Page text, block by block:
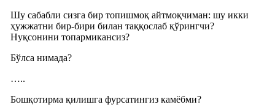
Шу сабабли сизга бир топишмоқ айтмоқчиман: шу икки
ҳужжатни бир-бири билан таққослаб қўрингчи?
Нуқсонини топармикансиз?
Бўлса нимада?
…..
Бошқотирма қилишга фурсатингиз камёбми?